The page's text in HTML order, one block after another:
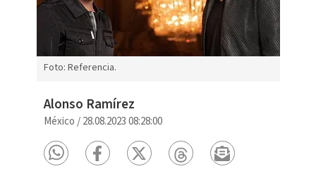
Foto: Referencia.
Alonso Ramírez
México /28.08.2023 08:28:00